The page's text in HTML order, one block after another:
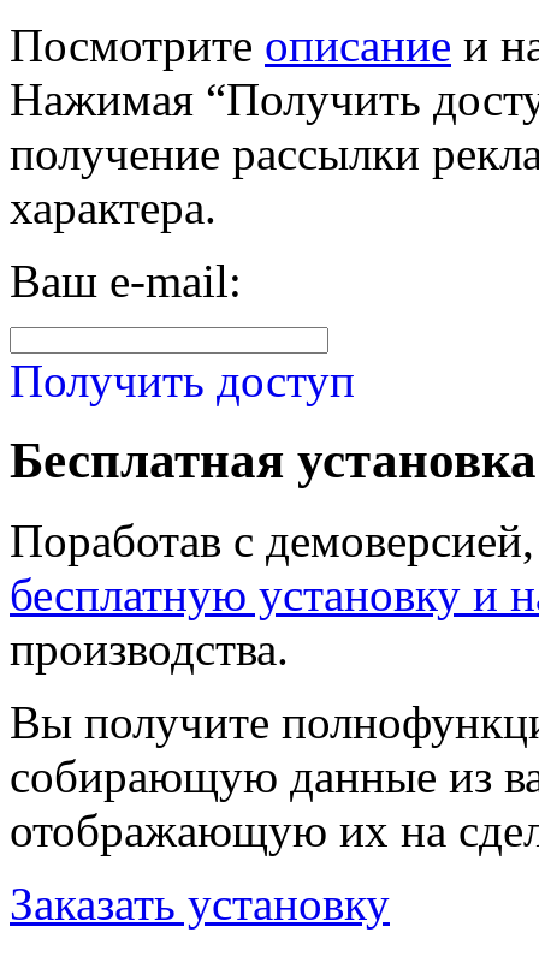
Посмотрите описание и
Нажимая “Получить
получение рассылки
характера.
Ваш e-mail:
Получить доступ
Бесплатная
Поработав с
бесплатную установку и
производства.
Вы получите
собирающую данные из
отображающую их на
Заказать установку